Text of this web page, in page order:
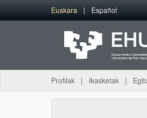
Eduki nagusira joan
Euskara Español
Profilak Ikasketak